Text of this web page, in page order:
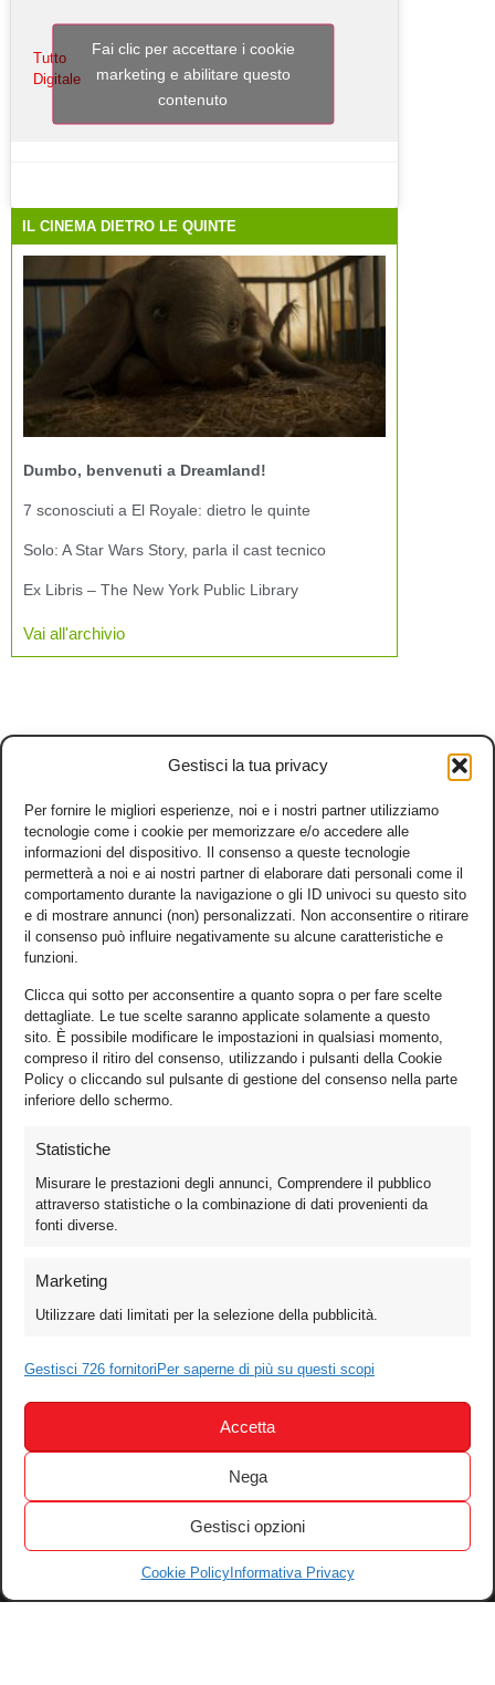
Gestisci la tua privacy
Per fornire le migliori esperienze, noi e i nostri partner utilizziamo
tecnologie come i cookie per memorizzare e/o accedere alle
informazioni del dispositivo. Il consenso a queste tecnologie
permetterà a noi e ai nostri partner di elaborare dati personali come il
comportamento durante la navigazione o gli ID univoci su questo sito
e di mostrare annunci (non) personalizzati. Non acconsentire o ritirare
il consenso può influire negativamente su alcune caratteristiche e
funzioni.
Clicca qui sotto per acconsentire a quanto sopra o per fare scelte
dettagliate. Le tue scelte saranno applicate solamente a questo
sito. È possibile modificare le impostazioni in qualsiasi momento,
compreso il ritiro del consenso, utilizzando i pulsanti della Cookie
Policy o cliccando sul pulsante di gestione del consenso nella parte
inferiore dello schermo.
Statistiche
Misurare le prestazioni degli annunci, Comprendere il pubblico
attraverso statistiche o la combinazione di dati provenienti da
fonti diverse.
Marketing
Utilizzare dati limitati per la selezione della pubblicità.
Gestisci 726 fornitori Per saperne di più su questi scopi
Accetta
Nega
Gestisci opzioni
Cookie PolicyInformativa Privacy
Tutto
Digitale
Fai clic per accettare i cookie
marketing e abilitare questo
contenuto
IL CINEMA DIETRO LE QUINTE
Dumbo, benvenuti a Dreamland!
7 sconosciuti a El Royale: dietro le quinte
Solo: A Star Wars Story, parla il cast tecnico
Ex Libris – The New York Public Library
Vai all'archivio
Games
Test
Audio
Festival & Concorsi
Iscriviti alla newsletter